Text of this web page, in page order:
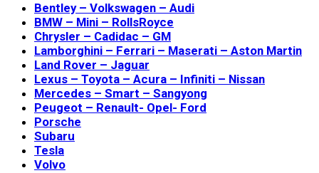
Bentley – Volkswagen – Audi
BMW – Mini – RollsRoyce
Chrysler – Cadidac – GM
Lamborghini – Ferrari – Maserati – Aston Martin
Land Rover – Jaguar
Lexus – Toyota – Acura – Infiniti – Nissan
Mercedes – Smart – Sangyong
Peugeot – Renault- Opel- Ford
Porsche
Subaru
Tesla
Volvo